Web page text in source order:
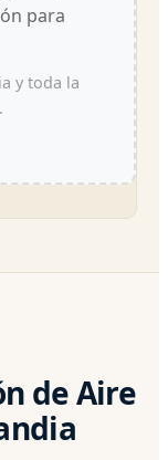
para
y toda la
de Aire